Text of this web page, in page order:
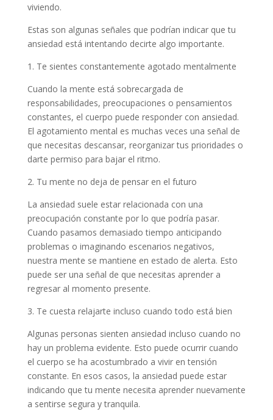
viviendo.
Estas son algunas señales que podrían indicar que tu
ansiedad está intentando decirte algo importante.
1. Te sientes constantemente agotado mentalmente
Cuando la mente está sobrecargada de
responsabilidades, preocupaciones o pensamientos
constantes, el cuerpo puede responder con ansiedad.
El agotamiento mental es muchas veces una señal de
que necesitas descansar, reorganizar tus prioridades o
darte permiso para bajar el ritmo.
2. Tu mente no deja de pensar en el futuro
La ansiedad suele estar relacionada con una
preocupación constante por lo que podría pasar.
Cuando pasamos demasiado tiempo anticipando
problemas o imaginando escenarios negativos,
nuestra mente se mantiene en estado de alerta. Esto
puede ser una señal de que necesitas aprender a
regresar al momento presente.
3. Te cuesta relajarte incluso cuando todo está bien
Algunas personas sienten ansiedad incluso cuando no
hay un problema evidente. Esto puede ocurrir cuando
el cuerpo se ha acostumbrado a vivir en tensión
constante. En esos casos, la ansiedad puede estar
indicando que tu mente necesita aprender nuevamente
a sentirse segura y tranquila.